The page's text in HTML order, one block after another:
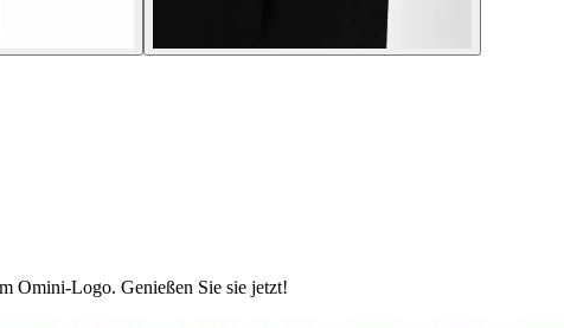
Omini-Logo. Genießen Sie sie jetzt!